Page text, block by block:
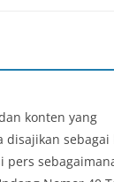
konten yang
sebagai
pers